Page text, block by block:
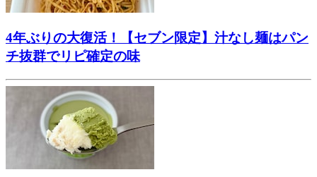
4年ぶりの大復活！【セブン限定】汁なし麺はパン
チ抜群でリピ確定の味